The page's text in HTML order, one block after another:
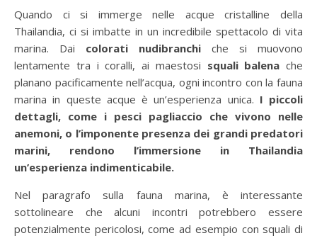
Quando ci si immerge nelle acque cristalline della
Thailandia, ci si imbatte in un incredibile spettacolo di vita
marina. Dai colorati nudibranchi che si muovono
lentamente tra i coralli, ai maestosi squali balena che
planano pacificamente nell’acqua, ogni incontro con la fauna
marina in queste acque è un’esperienza unica. I piccoli
dettagli, come i pesci pagliaccio che vivono nelle
anemoni, o l’imponente presenza dei grandi predatori
marini, rendono l’immersione in Thailandia
un’esperienza indimenticabile.
Nel paragrafo sulla fauna marina, è interessante
sottolineare che alcuni incontri potrebbero essere
potenzialmente pericolosi, come ad esempio con squali di